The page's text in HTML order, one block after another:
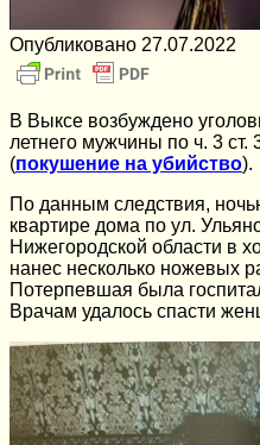
Опубликовано 27.07.2022
В Выксе возбуждено
летнего мужчины по ч. 3 ст.
(покушение на убийство).
По данным следствия,
квартире дома по ул.
Нижегородской области в
нанес несколько ножевых
Потерпевшая была
Врачам удалось спасти